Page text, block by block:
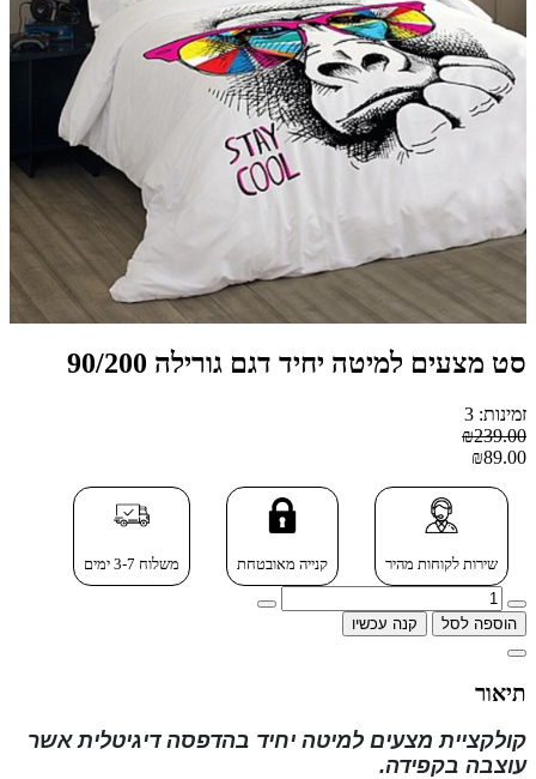
סט מצעים למיטה יחיד דגם גורילה 90/200
זמינות: 3
₪239.00
₪89.00
שירות לקוחות מהיר קנייה מאובטחת משלוח 3-7 ימים
הוספה לסל קנה עכשיו
תיאור
קולקציית מצעים למיטה יחיד בהדפסה דיגיטליתאשר
עוצבה בקפידה.